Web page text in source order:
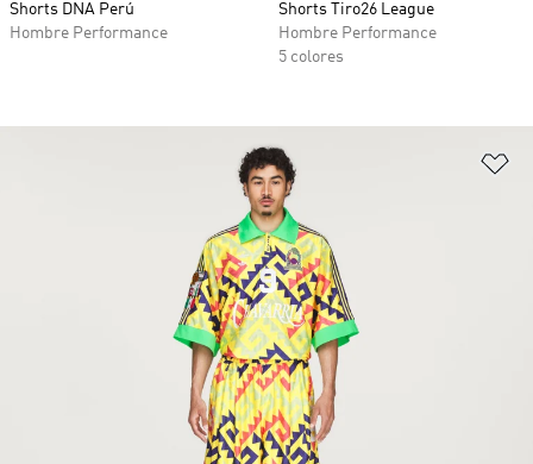
Shorts DNA Perú
Hombre Performance
Shorts Tiro26 League
Hombre Performance
5 colores